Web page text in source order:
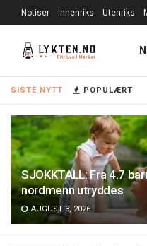
SISTE NYTT POPULÆRT
SJOKKTALL: Fra 4.7
nordmenn utryddes
AUGUST 3, 2026
Notiser Innenriks Utenriks